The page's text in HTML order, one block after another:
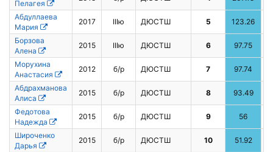
Пелагея
Абдуллаева
Мария
2017 IIIю ДЮСТШ 5 123.26
Борзова
Алена
2015 IIIю ДЮСТШ 6 97.75
Морухина
Анастасия
2012 б/р ДЮСТШ 7 97.74
Абдрахманова
Алиса
2015 б/р ДЮСТШ 8 93.49
Федотова
Надежда
2015 б/р ДЮСТШ 9 56
Широченко
Дарья
2015 б/р ДЮСТШ 10 51.92